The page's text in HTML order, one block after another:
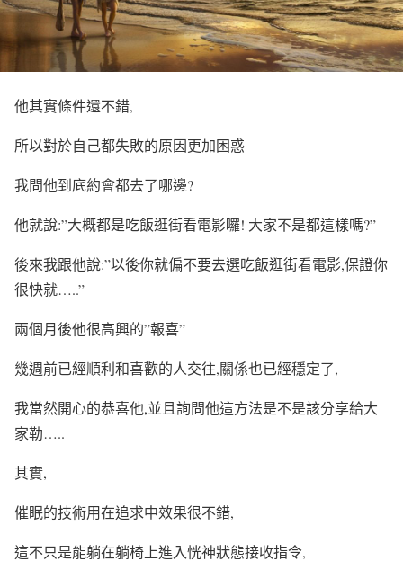
他其實條件還不錯,
所以對於自己都失敗的原因更加困惑
我問他到底約會都去了哪邊?
他就說:”大概都是吃飯逛街看電影囉! 大家不是都這樣嗎?”
後來我跟他說:”以後你就偏不要去選吃飯逛街看電影,保證你
很快就…..”
兩個月後他很高興的”報喜”
幾週前已經順利和喜歡的人交往,關係也已經穩定了,
我當然開心的恭喜他,並且詢問他這方法是不是該分享給大
家勒…..
其實,
催眠的技術用在追求中效果很不錯,
這不只是能躺在躺椅上進入恍神狀態接收指令,